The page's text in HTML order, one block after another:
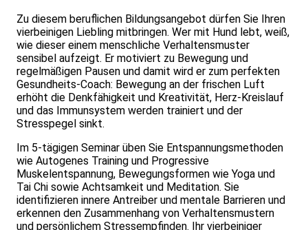
Zu diesem beruflichen Bildungsangebot dürfen Sie Ihren
vierbeinigen Liebling mitbringen. Wer mit Hund lebt, weiß,
wie dieser einem menschliche Verhaltensmuster
sensibel aufzeigt. Er motiviert zu Bewegung und
regelmäßigen Pausen und damit wird er zum perfekten
Gesundheits-Coach: Bewegung an der frischen Luft
erhöht die Denkfähigkeit und Kreativität, Herz-Kreislauf
und das Immunsystem werden trainiert und der
Stresspegel sinkt.
Im 5-tägigen Seminar üben Sie Entspannungsmethoden
wie Autogenes Training und Progressive
Muskelentspannung, Bewegungsformen wie Yoga und
Tai Chi sowie Achtsamkeit und Meditation. Sie
identifizieren innere Antreiber und mentale Barrieren und
erkennen den Zusammenhang von Verhaltensmustern
und persönlichem Stressempfinden. Ihr vierbeiniger